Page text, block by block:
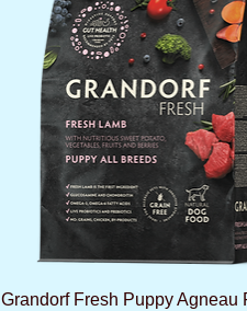
Aperçu rapide
Grandorf Fresh Puppy Agneau